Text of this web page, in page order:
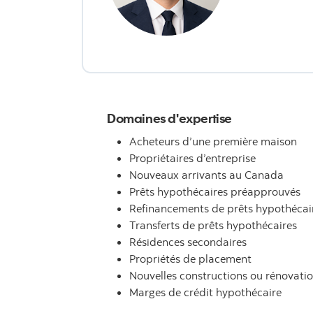
Domaines d'expertise
Acheteurs d’une première maison
Propriétaires d’entreprise
Nouveaux arrivants au Canada
Prêts hypothécaires préapprouvés
Refinancements de prêts
Transferts de prêts hypothécaires
Résidences secondaires
Propriétés de placement
Nouvelles constructions ou
Marges de crédit hypothécaire